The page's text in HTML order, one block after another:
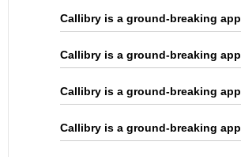
Callibry is a ground-breaking app
Callibry is a ground-breaking app
Callibry is a ground-breaking app
Callibry is a ground-breaking app